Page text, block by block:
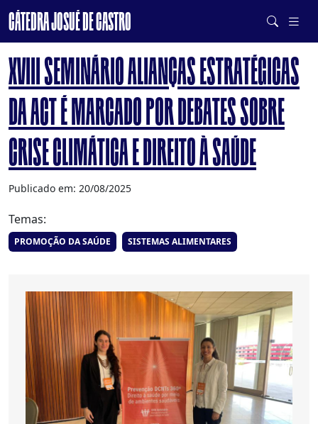
CÁTEDRA JOSUÉ DE CASTRO
DE SISTEMAS ALIMENTARES SAUDÁVEIS E SUSTENTÁVEIS
XVIII SEMINÁRIO ALIANÇAS ESTRATÉGICAS
DA ACT É MARCADO POR DEBATES SOBRE
CRISE CLIMÁTICA E DIREITO À SAÚDE
Publicado em: 20/08/2025
Temas:
PROMOÇÃO DA SAÚDE SISTEMAS ALIMENTARES